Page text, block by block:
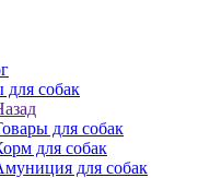
для собак
для собак
для собак
для собак